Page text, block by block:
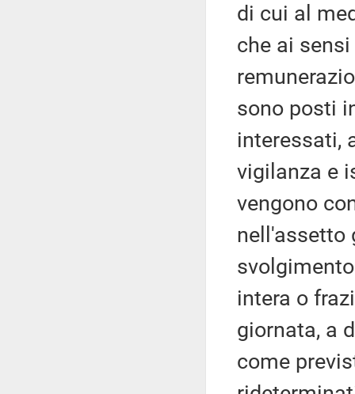
di cui al
che ai
sono posti
interessati,
vigilanza e
vengono
nell'assetto
intera o
giornata, a
come